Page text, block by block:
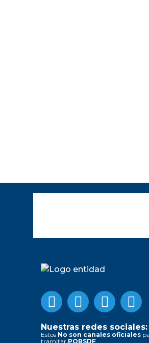
Nuestras redes sociales:
Estos No son canales oficiales
tramitar PQRSDF